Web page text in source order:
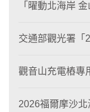
「曜動北海岸
交通部觀光署「
觀音山充電樁專
2026福爾摩沙